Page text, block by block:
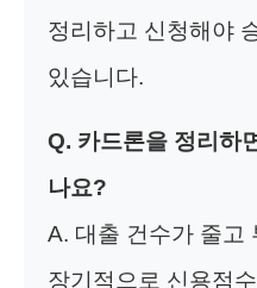
정리하고 신청해야
있습니다.
Q. 카드론을 정리하
나요?
A. 대출 건수가 줄고
장기적으로 신용점